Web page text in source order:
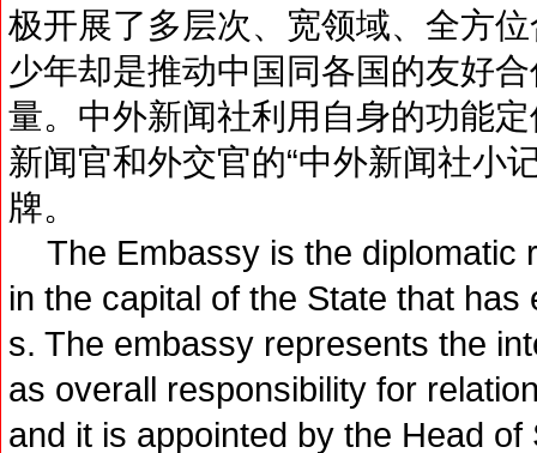
极开展了多层次、宽领域、全方
少年却是推动中国同各国的友好
量。中外新闻社利用自身的功能
新闻官和外交官的“中外新闻社小
牌。
The Embassy is the diplomatic
in the capital of the State that
s. The embassy represents the
as overall responsibility for
and it is appointed by the Head